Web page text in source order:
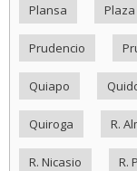
Plansa
Prudencio
Quiapo
Quiroga R.
R. Nicasio R.